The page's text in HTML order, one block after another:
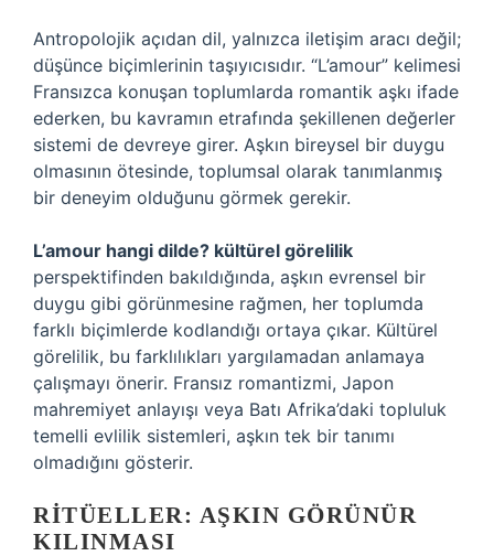
Antropolojik açıdan dil, yalnızca iletişim aracı değil;
düşünce biçimlerinin taşıyıcısıdır. “L’amour” kelimesi
Fransızca konuşan toplumlarda romantik aşkı ifade
ederken, bu kavramın etrafında şekillenen değerler
sistemi de devreye girer. Aşkın bireysel bir duygu
olmasının ötesinde, toplumsal olarak tanımlanmış
bir deneyim olduğunu görmek gerekir.
L’amour hangi dilde? kültürel görelilik
perspektifinden bakıldığında, aşkın evrensel bir
duygu gibi görünmesine rağmen, her toplumda
farklı biçimlerde kodlandığı ortaya çıkar. Kültürel
görelilik, bu farklılıkları yargılamadan anlamaya
çalışmayı önerir. Fransız romantizmi, Japon
mahremiyet anlayışı veya Batı Afrika’daki topluluk
temelli evlilik sistemleri, aşkın tek bir tanımı
olmadığını gösterir.
RITÜELLER: AŞKIN GÖRÜNÜR
KILINMASI